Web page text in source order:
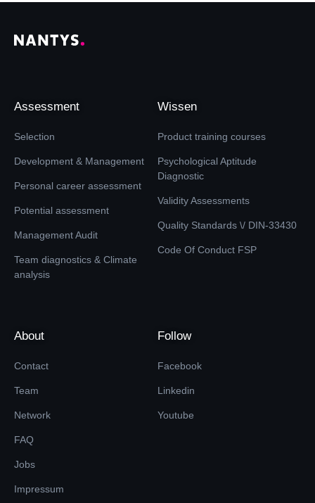
Assessment
Selection
Development & Management
Personal career assessment
Potential assessment
Management Audit
Team diagnostics & Climate
analysis
Wissen
Product training courses
Psychological Aptitude
Diagnostic
Validity Assessments
Quality Standards \/ DIN-33430
Code Of Conduct FSP
About
Contact
Team
Network
FAQ
Jobs
Impressum
Follow
Facebook
Linkedin
Youtube